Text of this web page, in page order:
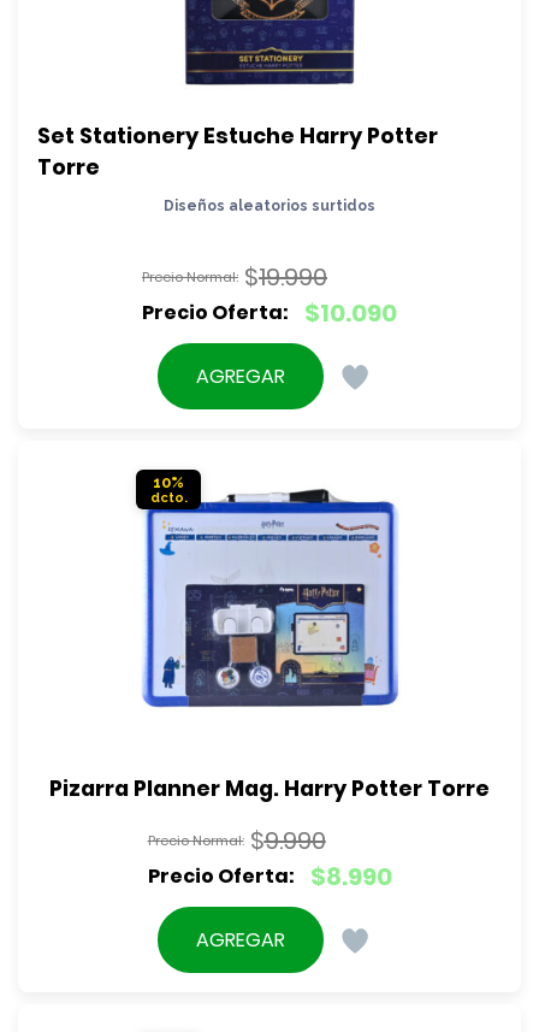
Set Stationery Estuche Harry Potter
Torre
Diseños aleatorios surtidos
$19.990
El
precio
original
$10.090
El
precio
actual
AGREGAR
10%
Pizarra Planner Mag. Harry Potter Torre
$9.990
El
precio
original
$8.990
El
precio
actual
AGREGAR